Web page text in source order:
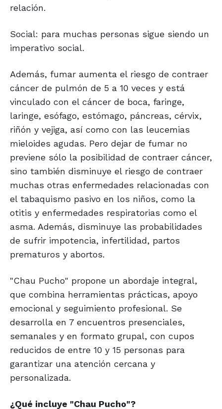
relación.
Social: para muchas personas sigue siendo un
imperativo social.
Además, fumar aumenta el riesgo de contraer
cáncer de pulmón de 5 a 10 veces y está
vinculado con el cáncer de boca, faringe,
laringe, esófago, estómago, páncreas, cérvix,
riñón y vejiga, así como con las leucemias
mieloides agudas. Pero dejar de fumar no
previene sólo la posibilidad de contraer cáncer,
sino también disminuye el riesgo de contraer
muchas otras enfermedades relacionadas con
el tabaquismo pasivo en los niños, como la
otitis y enfermedades respiratorias como el
asma. Además, disminuye las probabilidades
de sufrir impotencia, infertilidad, partos
prematuros y abortos.
"Chau Pucho" propone un abordaje integral,
que combina herramientas prácticas, apoyo
emocional y seguimiento profesional. Se
desarrolla en 7 encuentros presenciales,
semanales y en formato grupal, con cupos
reducidos de entre 10 y 15 personas para
garantizar una atención cercana y
personalizada.
¿Qué incluye "Chau Pucho"?